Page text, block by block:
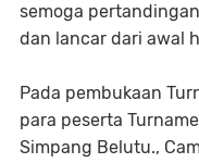
semoga
dan lancar dari awal
Pada pembukaan
para peserta
Simpang Belutu.,